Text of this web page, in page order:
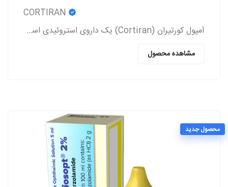
آمپول کورتیران (Cortiran) یک داروی استروئیدی است که معمولاً برای درمان التهاب و درد ناشی از شرایط مختلف پزشکی استفاده می‌شود.
مشاهده محصول
محصول جدید